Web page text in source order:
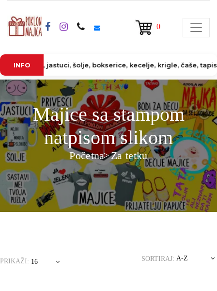
0
INFO
jastuci, šolje, bokserice, kecelje, krigle, čaše, tapiserije,
Majice sa stampom
natpisom slikom
Početna Za tetku
PRIKAŽI: 16 SORTIRAJ: A-Z